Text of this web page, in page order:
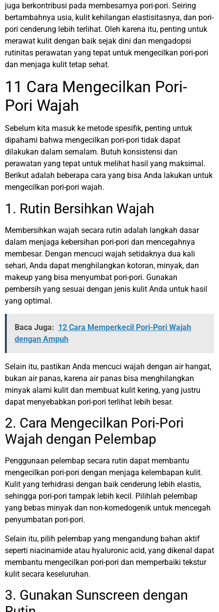
juga berkontribusi pada membesarnya pori-pori. Seiring
bertambahnya usia, kulit kehilangan elastisitasnya, dan pori-
pori cenderung lebih terlihat. Oleh karena itu, penting untuk
merawat kulit dengan baik sejak dini dan mengadopsi
rutinitas perawatan yang tepat untuk mengecilkan pori-pori
dan menjaga kulit tetap sehat.
11 Cara Mengecilkan Pori-
Pori Wajah
Sebelum kita masuk ke metode spesifik, penting untuk
dipahami bahwa mengecilkan pori-pori tidak dapat
dilakukan dalam semalam. Butuh konsistensi dan
perawatan yang tepat untuk melihat hasil yang maksimal.
Berikut adalah beberapa cara yang bisa Anda lakukan untuk
mengecilkan pori-pori wajah.
1. Rutin Bersihkan Wajah
Membersihkan wajah secara rutin adalah langkah dasar
dalam menjaga kebersihan pori-pori dan mencegahnya
membesar. Dengan mencuci wajah setidaknya dua kali
sehari, Anda dapat menghilangkan kotoran, minyak, dan
makeup yang bisa menyumbat pori-pori. Gunakan
pembersih yang sesuai dengan jenis kulit Anda untuk hasil
yang optimal.
Baca Juga: 12 Cara Memperkecil Pori-Pori Wajah
dengan Ampuh
Selain itu, pastikan Anda mencuci wajah dengan air hangat,
bukan air panas, karena air panas bisa menghilangkan
minyak alami kulit dan membuat kulit kering, yang justru
dapat menyebabkan pori-pori terlihat lebih besar.
2. Cara Mengecilkan Pori-Pori
Wajah dengan Pelembap
Penggunaan pelembap secara rutin dapat membantu
mengecilkan pori-pori dengan menjaga kelembapan kulit.
Kulit yang terhidrasi dengan baik cenderung lebih elastis,
sehingga pori-pori tampak lebih kecil. Pilihlah pelembap
yang bebas minyak dan non-komedogenik untuk mencegah
penyumbatan pori-pori.
Selain itu, pilih pelembap yang mengandung bahan aktif
seperti niacinamide atau hyaluronic acid, yang dikenal dapat
membantu mengecilkan pori-pori dan memperbaiki tekstur
kulit secara keseluruhan.
3. Gunakan Sunscreen dengan